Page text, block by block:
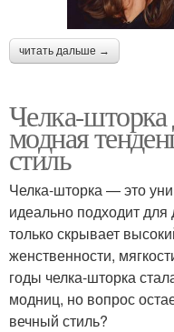
читать дальше →
Челка-шторка
модная
стиль
Челка-шторка — это
идеально подходит
только скрывает
женственности,
годы челка-шторка
модниц, но вопрос
вечный стиль?